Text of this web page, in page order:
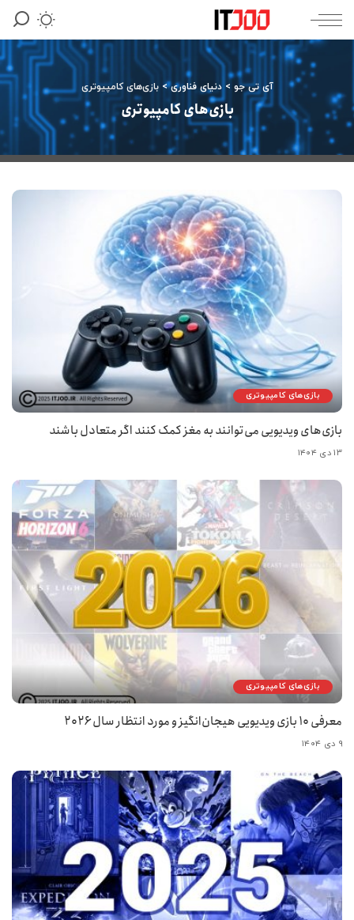
آی تی جو >دنیای فناوری>بازی‌های کامپیوتری
بازی‌های کامپیوتری
بازی‌های کامپیوتری
بازی‌های ویدیویی می‌توانند به مغز کمک کنند اگر متعادل باشند
۱۳ دی ۱۴۰۴
بازی‌های کامپیوتری
معرفی ۱۰ بازی ویدیویی هیجان‌انگیز و مورد انتظار سال ۲۰۲۶
۹ دی ۱۴۰۴